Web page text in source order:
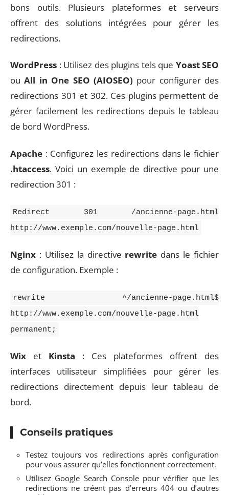
bons outils. Plusieurs plateformes et serveurs
offrent des solutions intégrées pour gérer les
redirections.
WordPress : Utilisez des plugins tels que Yoast SEO
ouAll in One SEO (AIOSEO) pour configurer des
redirections 301 et 302. Ces plugins permettent de
gérer facilement les redirections depuis le tableau
de bord WordPress.
Apache : Configurez les redirections dans le fichier
.htaccess. Voici un exemple de directive pour une
redirection 301 :
Redirect 301 /ancienne-page.html
http://www.exemple.com/nouvelle-page.html
Nginx : Utilisez la directive rewrite dans le fichier
de configuration. Exemple :
rewrite ^/ancienne-page.html$
http://www.exemple.com/nouvelle-page.html
permanent;
Wix et Kinsta : Ces plateformes offrent des
interfaces utilisateur simplifiées pour gérer les
redirections directement depuis leur tableau de
bord.
Conseils pratiques
Testez toujours vos redirections après configuration
pour vous assurer qu’elles fonctionnent correctement.
Utilisez Google Search Console pour vérifier que les
redirections ne créent pas d’erreurs 404 ou d’autres